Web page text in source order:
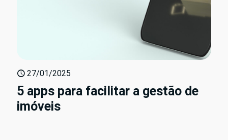
27/01/2025
5 apps para facilitar a gestão de
imóveis